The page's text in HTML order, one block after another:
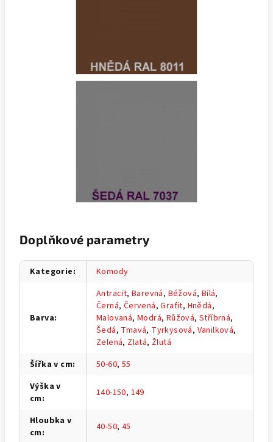
Doplňkové parametry
Kategorie: Komody
Barva:
Antracit,Barevná, Béžová, Bílá,
Černá, Červená,Grafit, Hnědá,
Malovaná,Modrá, Růžová,Stříbrná,
Šedá, Tmavá, Tyrkysová, Vanilková,
Zelená, Zlatá, Žlutá
Šířka v cm: 50-60, 55
Výška v
cm: 140-150, 149
Hloubka v
cm: 40-50, 45